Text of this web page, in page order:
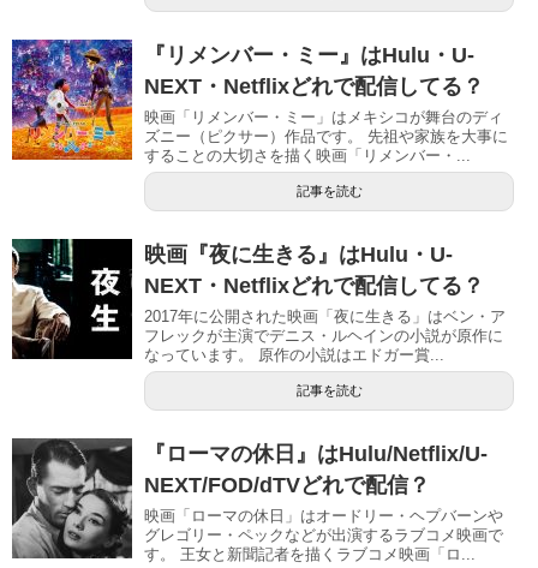
『リメンバー・ミー』はHulu・U-
NEXT・Netflixどれで配信してる？
映画「リメンバー・ミー」はメキシコが舞台のディ
ズニー（ピクサー）作品です。 先祖や家族を大事に
することの大切さを描く映画「リメンバー・...
記事を読む
映画『夜に生きる』はHulu・U-
NEXT・Netflixどれで配信してる？
2017年に公開された映画「夜に生きる」はベン・ア
フレックが主演でデニス・ルヘインの小説が原作に
なっています。 原作の小説はエドガー賞...
記事を読む
『ローマの休日』はHulu/Netflix/U-
NEXT/FOD/dTVどれで配信？
映画「ローマの休日」はオードリー・ヘプバーンや
グレゴリー・ペックなどが出演するラブコメ映画で
す。 王女と新聞記者を描くラブコメ映画「ロ...